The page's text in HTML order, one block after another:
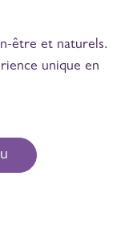
être et naturels.
unique en